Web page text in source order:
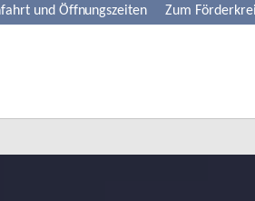
und Öffnungszeiten Zum